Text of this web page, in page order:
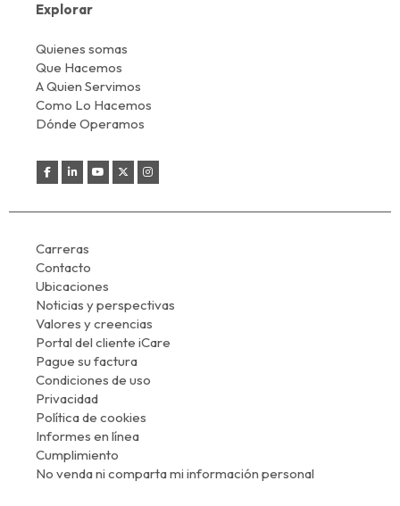
Explorar
Quienes somas
Que Hacemos
A Quien Servimos
Como Lo Hacemos
Dónde Operamos
Carreras
Contacto
Ubicaciones
Noticias y perspectivas
Valores y creencias
Portal del cliente iCare
Pague su factura
Condiciones de uso
Privacidad
Política de cookies
Informes en línea
Cumplimiento
No venda ni comparta mi información personal